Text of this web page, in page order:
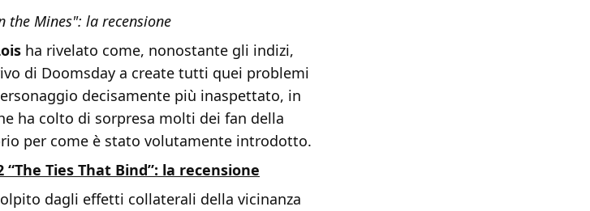
the Mines": la recensione
ha rivelato come, nonostante gli indizi,
di Doomsday a create tutti quei problemi
decisamente più inaspettato, in
ha colto di sorpresa molti dei fan della
per come è stato volutamente introdotto.
“The Ties That Bind”: la recensione
dagli effetti collaterali della vicinanza